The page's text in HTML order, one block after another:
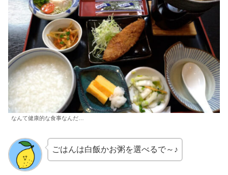
なんて健康的な食事なんだ…
ごはんは白飯かお粥を選べるで～♪